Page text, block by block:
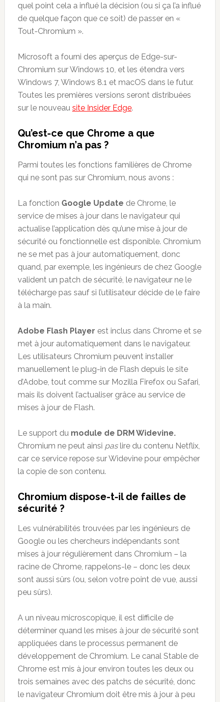
quel point cela a influé la décision (ou si ça l’a influé
de quelque façon que ce soit) de passer en «
Tout-Chromium ».
Microsoft a fourni des aperçus de Edge-sur-
Chromium sur Windows 10, et les étendra vers
Windows 7, Windows 8.1 et macOS dans le futur.
Toutes les premières versions seront distribuées
sur le nouveau site Insider Edge.
Qu’est-ce que Chrome a que
Chromium n’a pas ?
Parmi toutes les fonctions familières de Chrome
qui ne sont pas sur Chromium, nous avons :
La fonction Google Update de Chrome, le
service de mises à jour dans le navigateur qui
actualise l’application dès qu’une mise à jour de
sécurité ou fonctionnelle est disponible. Chromium
ne se met pas à jour automatiquement, donc
quand, par exemple, les ingénieurs de chez Google
valident un patch de sécurité, le navigateur ne le
télécharge pas sauf si l’utilisateur décide de le faire
à la main.
Adobe Flash Player est inclus dans Chrome et se
met à jour automatiquement dans le navigateur.
Les utilisateurs Chromium peuvent installer
manuellement le plug-in de Flash depuis le site
d’Adobe, tout comme sur Mozilla Firefox ou Safari,
mais ils doivent l’actualiser grâce au service de
mises à jour de Flash.
Le support du module de DRM Widevine.
Chromium ne peut ainsi paslire du contenu Netflix,
car ce service repose sur Widevine pour empêcher
la copie de son contenu.
Chromium dispose-t-il de failles de
sécurité ?
Les vulnérabilités trouvées par les ingénieurs de
Google ou les chercheurs indépendants sont
mises à jour régulièrement dans Chromium – la
racine de Chrome, rappelons-le – donc les deux
sont aussi sûrs (ou, selon votre point de vue, aussi
peu sûrs).
A un niveau microscopique, il est difficile de
déterminer quand les mises à jour de sécurité sont
appliquées dans le processus permanent de
développement de Chromium. Le canal Stable de
Chrome est mis à jour environ toutes les deux ou
trois semaines avec des patchs de sécurité, donc
le navigateur Chromium doit être mis à jour à peu